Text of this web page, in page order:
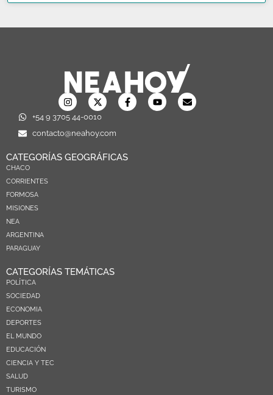
+54 9 3705 44-0010
contacto@neahoy.com
CATEGORÍAS GEOGRÁFICAS
CHACO
CORRIENTES
FORMOSA
MISIONES
NEA
ARGENTINA
PARAGUAY
CATEGORÍAS TEMÁTICAS
POLÍTICA
SOCIEDAD
ECONOMIA
DEPORTES
EL MUNDO
EDUCACIÓN
CIENCIA Y TEC
SALUD
TURISMO